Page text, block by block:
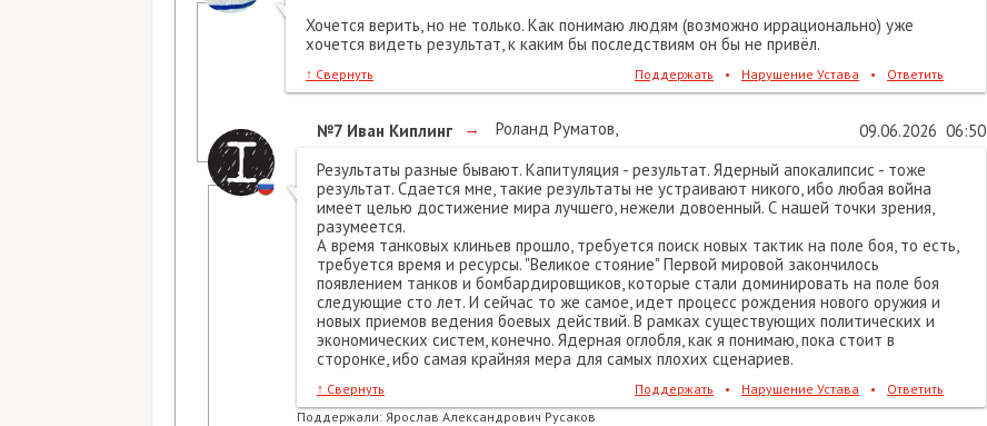
Хочется верить, но не только. Как понимаю людям (возможно иррационально) уже
хочется видеть результат, к каким бы последствиям он бы не привёл.
↑ Свернуть Поддержать • Нарушение Устава • Ответить
№7 Иван Киплинг → Роланд Руматов, 09.06.2026 06:50
Результаты разные бывают. Капитуляция - результат. Ядерный апокалипсис - тоже
результат. Сдается мне, такие результаты не устраивают никого, ибо любая война
имеет целью достижение мира лучшего, нежели довоенный. С нашей точки зрения,
разумеется.
А время танковых клиньев прошло, требуется поиск новых тактик на поле боя, то есть,
требуется время и ресурсы. "Великое стояние" Первой мировой закончилось
появлением танков и бомбардировщиков, которые стали доминировать на поле боя
следующие сто лет. И сейчас то же самое, идет процесс рождения нового оружия и
новых приемов ведения боевых действий. В рамках существующих политических и
экономических систем, конечно. Ядерная оглобля, как я понимаю, пока стоит в
сторонке, ибо самая крайняя мера для самых плохих сценариев.
↑ Свернуть Поддержать • Нарушение Устава •
Ответить
Поддержали: Ярослав Александрович Русаков